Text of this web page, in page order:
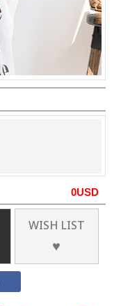
0USD
WISH LIST
♥